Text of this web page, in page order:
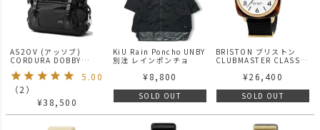
AS2OV (アッソブ)
CORDURA DOBBY
305D 2WAY BAG
BLACK / ショルダーバッ
ク
5.00
（2 ）
¥38,500
KiU Rain Poncho UNBY
別注 レインポンチョ
¥8,800
SOLD OUT
BRISTON ブリストン
CLUBMASTER CLASSIC
¥26,400
SOLD OUT